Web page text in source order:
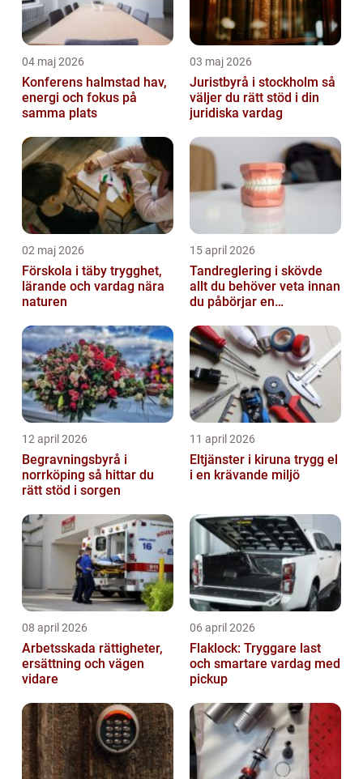
04 maj 2026
Konferens halmstad hav,
energi och fokus på
samma plats
03 maj 2026
Juristbyrå i stockholm så
väljer du rätt stöd i din
juridiska vardag
02 maj 2026
Förskola i täby trygghet,
lärande och vardag nära
naturen
15 april 2026
Tandreglering i skövde
allt du behöver veta innan
du påbörjar en
12 april 2026
Begravningsbyrå i
norrköping så hittar du
rätt stöd i sorgen
11 april 2026
Eltjänster i kiruna trygg el
i en krävande miljö
08 april 2026
Arbetsskada rättigheter,
ersättning och vägen
vidare
06 april 2026
Flaklock: Tryggare last
och smartare vardag med
pickup